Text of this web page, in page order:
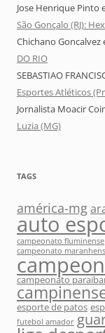
Jose Henrique Pinto
São Gonçalo (RJ):
Chichano Goncalvez
DO RIO
SEBASTIAO
Esportes Atléticos
Jornalista Moacir
Luzia (MG)
TAGS
américa-mg
auto
campeonato fluminense
campeonato
campeonato
esporte de patos
futebol amador